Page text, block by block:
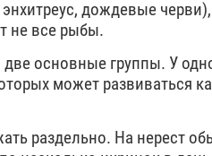
дождевые
не все рыбы.
основные группы. У
может развиваться
раздельно. На нерест